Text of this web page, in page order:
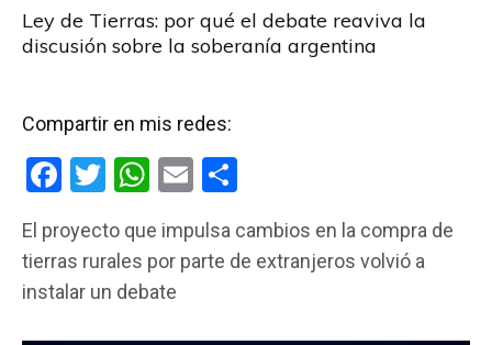
Ley de Tierras: por qué el debate reaviva la
discusión sobre la soberanía argentina
Compartir en mis redes:
F
ce
b
T
tt
er
W
at
s
E
ail m
p
El proyecto que impulsa cambios en la compra de
tierras rurales por parte de extranjeros volvió a
instalar un debate